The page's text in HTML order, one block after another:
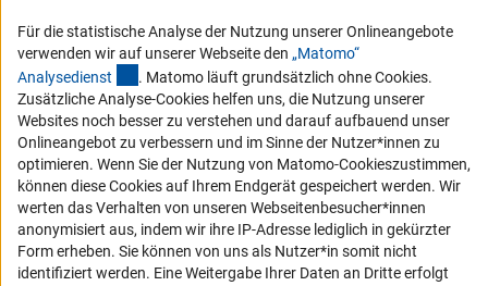
Vergabeverfahren
Barrierefreiheit
Service und Informationen für Menschen mit Behinderungen
Erklärung zur Barrierefreiheit
Barriere melden
DFG-aktuell
Erhalten Sie Neuigkeiten aus der DFG direkt in Ihr Mailpostfach oder
Für die statistische Analyse der Nutzung unserer Onlineangebote
verwenden wir auf unserer Webseite den „Matomo“
Analysedienst (externer Link)
. Matomo läuft grundsätzlich ohne Cookies.
Zusätzliche Analyse-Cookies helfen uns, die Nutzung unserer
Websites noch besser zu verstehen und darauf aufbauend unser
Onlineangebot zu verbessern und im Sinne der Nutzer*innen zu
optimieren. Wenn Sie der Nutzung von Matomo-Cookieszustimmen,
können diese Cookies auf Ihrem Endgerät gespeichert werden. Wir
werten das Verhalten von unseren Webseitenbesucher*innen
anonymisiert aus, indem wir ihre IP-Adresse lediglich in gekürzter
Form erheben. Sie können von uns als Nutzer*in somit nicht
identifiziert werden. Eine Weitergabe Ihrer Daten an Dritte erfolgt